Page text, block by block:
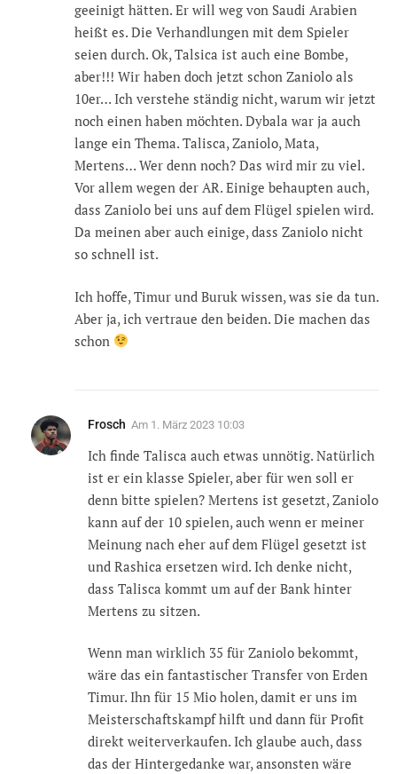
geeinigt hätten. Er will weg von Saudi Arabien
heißt es. Die Verhandlungen mit dem Spieler
seien durch. Ok, Talsica ist auch eine Bombe,
aber!!! Wir haben doch jetzt schon Zaniolo als
10er… Ich verstehe ständig nicht, warum wir jetzt
noch einen haben möchten. Dybala war ja auch
lange ein Thema. Talisca, Zaniolo, Mata,
Mertens… Wer denn noch? Das wird mir zu viel.
Vor allem wegen der AR. Einige behaupten auch,
dass Zaniolo bei uns auf dem Flügel spielen wird.
Da meinen aber auch einige, dass Zaniolo nicht
so schnell ist.
Ich hoffe, Timur und Buruk wissen, was sie da tun.
Aber ja, ich vertraue den beiden. Die machen das
schon
Frosch Am 1. März 2023 10:03
Ich finde Talisca auch etwas unnötig. Natürlich
ist er ein klasse Spieler, aber für wen soll er
denn bitte spielen? Mertens ist gesetzt, Zaniolo
kann auf der 10 spielen, auch wenn er meiner
Meinung nach eher auf dem Flügel gesetzt ist
und Rashica ersetzen wird. Ich denke nicht,
dass Talisca kommt um auf der Bank hinter
Mertens zu sitzen.
Wenn man wirklich 35 für Zaniolo bekommt,
wäre das ein fantastischer Transfer von Erden
Timur. Ihn für 15 Mio holen, damit er uns im
Meisterschaftskampf hilft und dann für Profit
direkt weiterverkaufen. Ich glaube auch, dass
das der Hintergedanke war, ansonsten wäre